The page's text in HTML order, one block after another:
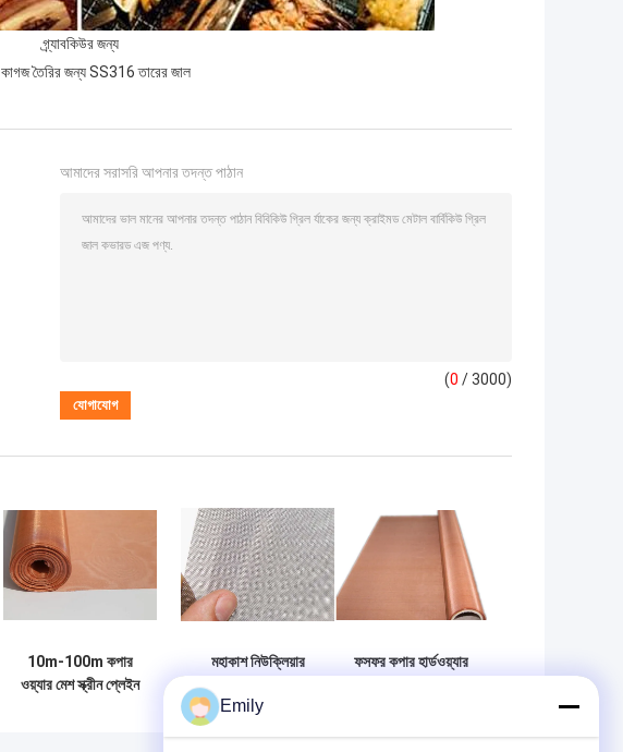
গ্র্যাবকিউর জন্য
কাগজ তৈরির জন্য SS316 তারের জাল
আমাদের সরাসরি আপনার তদন্ত পাঠান
(0 / 3000)
10m-100m কপার
ওয়্যার মেশ স্ক্রীন প্লেইন
মহাকাশ নিউক্লিয়ার
পাওয়ার পেট্রোলিয়ামের
জন্য মলিবডেনাম তারের
ফসফর কপার হার্ডওয়্যার
Emily